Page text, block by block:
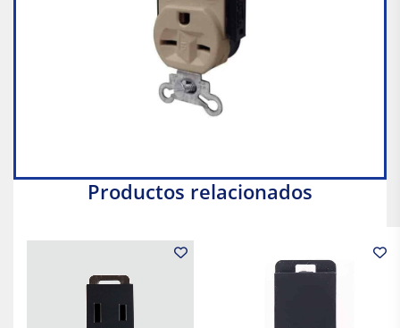
Productos relacionados